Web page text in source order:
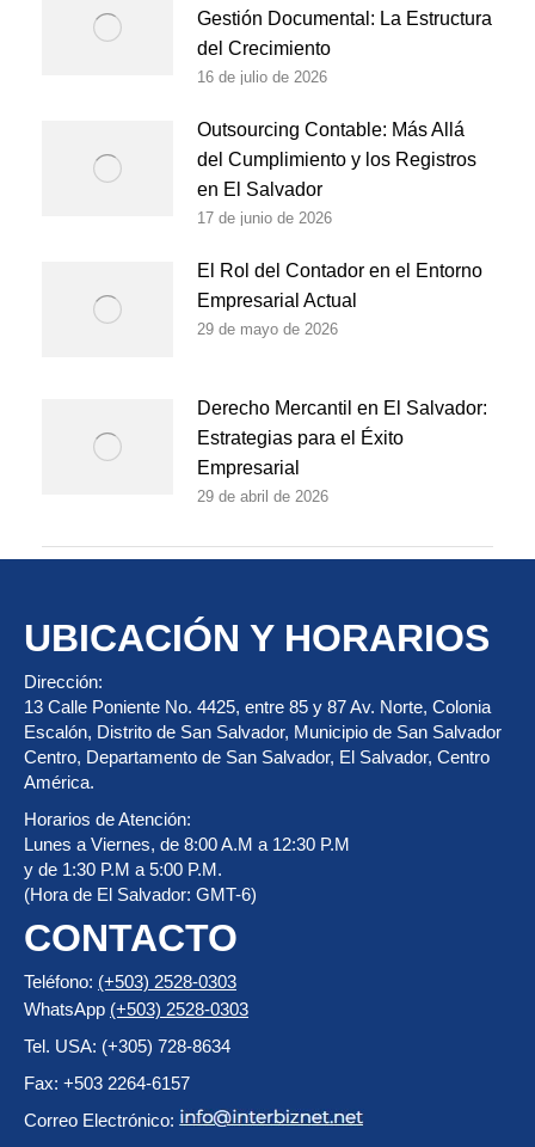
Gestión Documental: La Estructura
del Crecimiento
16 de julio de 2026
Outsourcing Contable: Más Allá
del Cumplimiento y los Registros
en El Salvador
17 de junio de 2026
El Rol del Contador en el Entorno
Empresarial Actual
29 de mayo de 2026
Derecho Mercantil en El Salvador:
Estrategias para el Éxito
Empresarial
29 de abril de 2026
UBICACIÓN Y HORARIOS
Dirección:
13 Calle Poniente No. 4425, entre 85 y 87 Av. Norte, Colonia
Escalón, Distrito de San Salvador, Municipio de San Salvador
Centro, Departamento de San Salvador, El Salvador, Centro
América.
Horarios de Atención:
Lunes a Viernes, de 8:00 A.M a 12:30 P.M
y de 1:30 P.M a 5:00 P.M.
(Hora de El Salvador: GMT-6)
CONTACTO
Teléfono: (+503) 2528-0303
WhatsApp (+503) 2528-0303
Tel. USA: (+305) 728-8634
Fax: +503 2264-6157
Correo Electrónico: